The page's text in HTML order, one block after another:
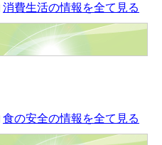
消費生活の情報を全て見る
食の安全の情報を全て見る